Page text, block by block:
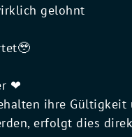
gelohnt
❤
ihre
erfolgt dies